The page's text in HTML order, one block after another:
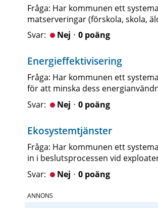
Fråga: Har kommunen ett
matserveringar (förskola, skola,
Nejᆞ0 poäng
Energieffektivisering
Fråga: Har kommunen ett
för att minska dess
Nejᆞ0 poäng
Ekosystemtjänster
Fråga: Har kommunen ett
in i beslutsprocessen vid
Nejᆞ0 poäng